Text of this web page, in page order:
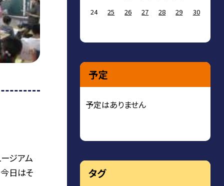
ジアム
日はそ
24
25 26 27 28 29 30
予定
予定はありません
タグ